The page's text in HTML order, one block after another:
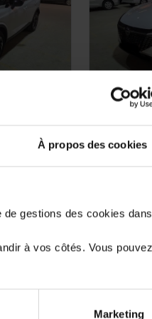
À propos des cookies
gestions des cookies
à vos côtés. Vous pouvez
Marketing
Tronic N-
€/mois
III NV
Pack
20911
ou à